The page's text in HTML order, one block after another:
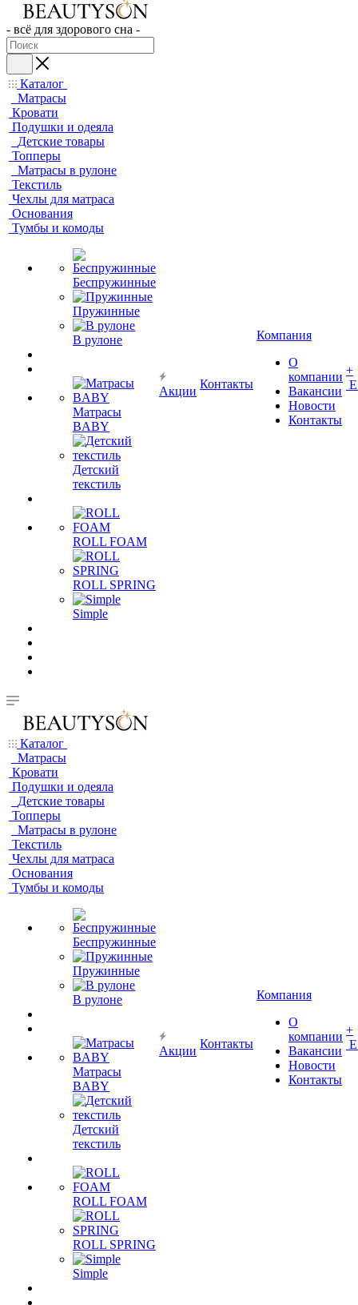
- всё для здорового сна -
Каталог
Матрасы
Кровати
Подушки и одеяла
Детские товары
Топперы
Матрасы в рулоне
Текстиль
Чехлы для матраса
Основания
Тумбы и комоды
Беспружинные
Пружинные
В рулоне
Матрасы
BABY
Детский
текстиль
ROLL FOAM
ROLL SPRING
Simple
Акции
Контакты
Компания
О
компании
Вакансии
Новости
Контакты
+
Каталог
Матрасы
Кровати
Подушки и одеяла
Детские товары
Топперы
Матрасы в рулоне
Текстиль
Чехлы для матраса
Основания
Тумбы и комоды
Беспружинные
Пружинные
В рулоне
Матрасы
BABY
Детский
текстиль
ROLL FOAM
ROLL SPRING
Simple
Акции
Контакты
Компания
О
компании
Вакансии
Новости
Контакты
+